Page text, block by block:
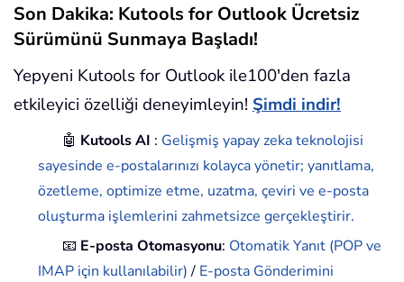
Son Dakika: Kutools for Outlook Ücretsiz
Sürümünü Sunmaya Başladı!
Yepyeni Kutools for Outlook ile100'den fazla
etkileyici özelliği deneyimleyin! Şimdi indir!
🤖 Kutools AI : Gelişmiş yapay zeka teknolojisi
sayesinde e-postalarınızı kolayca yönetir; yanıtlama,
özetleme, optimize etme, uzatma, çeviri ve e-posta
oluşturma işlemlerini zahmetsizce gerçekleştirir.
📧 E-posta Otomasyonu: Otomatik Yanıt (POP ve
IMAP için kullanılabilir)/ E-posta Gönderimini